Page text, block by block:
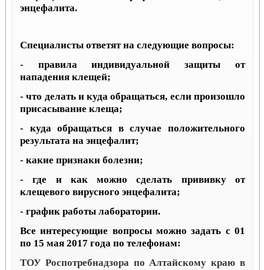
энцефалита.
Специалисты ответят на следующие вопросы:
- правила индивидуальной защиты от
нападения клещей;
- что делать и куда обращаться, если произошло
присасывание клеща;
- куда обращаться в случае положительного
результата на энцефалит;
- какие признаки болезни;
- где и как можно сделать прививку от
клещевого вирусного энцефалита;
- график работы лаборатории.
Все интересующие вопросы можно задать с 01
по 15 мая 2017 года по телефонам:
ТОУ Роспотребнадзора по Алтайскому краю в